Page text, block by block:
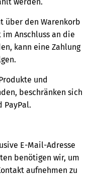
über den Warenkorb
Anschluss an die
kann eine Zahlung
und
beschränken sich
PayPal.
E-Mail-Adresse
benötigen wir, um
aufnehmen zu